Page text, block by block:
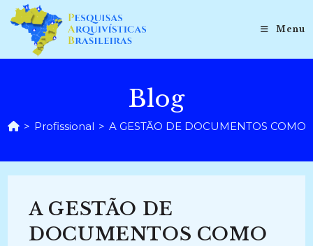
para
conteúdo
Menu
Blog
> Profissional > A GESTÃO DE DOCUMENTOS
A GESTÃO DE
DOCUMENTOS COMO